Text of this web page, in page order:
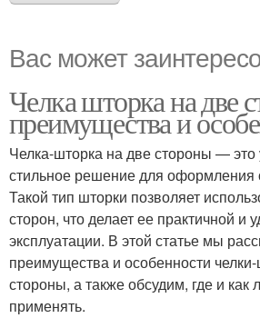
Вас может
Челка шторка на две
преимущества и
Челка-шторка на две стороны — это
стильное решение для оформления
Такой тип шторки позволяет
сторон, что делает ее практичной и
эксплуатации. В этой статье мы
преимущества и особенности
стороны, а также обсудим, где и как
применять.